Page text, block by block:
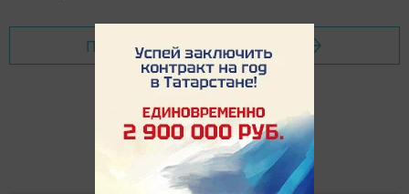
Перейти на страницу новости